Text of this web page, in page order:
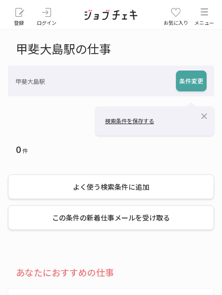
登録 ログイン お気に入り メニュー
甲斐大島駅の仕事
甲斐大島駅 条件変更
検索条件を保存する close
0件
よく使う検索条件に追加
この条件の新着仕事メールを受け取る
あなたにおすすめの仕事